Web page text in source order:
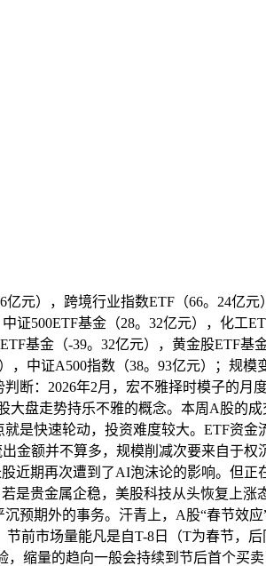
），跨境行业指数ETF（66。24亿元
500ETF基金（28。32亿元），化工
基金（-39。32亿元），黄金股ETF
，中证A500指数（38。93亿元）；规
断：2026年2月，宏不雅择时模子的
大盘走势持乐不雅的概念。本周A股的
是快速轮动，投资难度较大。ETF资
金额并不算多，规模削减次要来自于
近期再次遭到了AI泡沫论的影响。但
是贵金属企稳，美股科技从头恢复上
预期外的事务。汗青上，A股“春节效
前市场量能凡是自T-8日（T为春节
缩量的趋向一般会持续到节后首个买